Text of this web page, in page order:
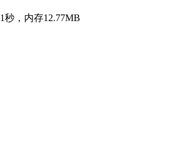
秒，内存12.77MB